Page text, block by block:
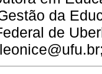
da
de